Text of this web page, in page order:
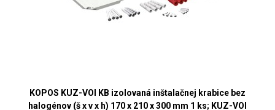
KOPOS KUZ-VOI KB izolovaná inštalačnej krabice bez
halogénov (š x v x h) 170 x 210 x 300 mm 1 ks; KUZ-VOI